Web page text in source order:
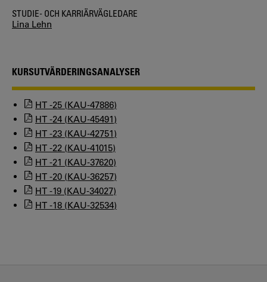
STUDIE- OCH KARRIÄRVÄGLEDARE
Lina Lehn
KURSUTVÄRDERINGSANALYSER
HT -25 (KAU-47886)
HT -24 (KAU-45491)
HT -23 (KAU-42751)
HT -22 (KAU-41015)
HT -21 (KAU-37620)
HT -20 (KAU-36257)
HT -19 (KAU-34027)
HT -18 (KAU-32534)